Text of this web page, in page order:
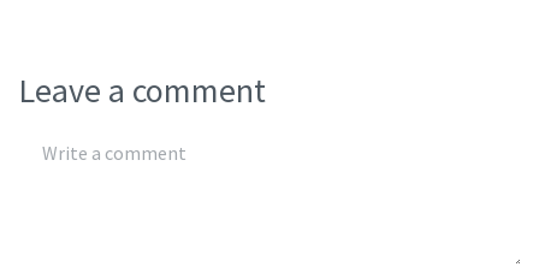
Leave a comment